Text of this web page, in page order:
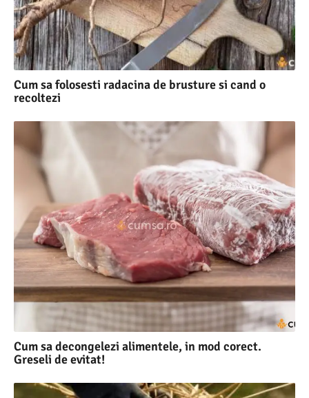
Cum sa folosesti radacina de brusture si cand o
recoltezi
Cum sa decongelezi alimentele, in mod corect.
Greseli de evitat!